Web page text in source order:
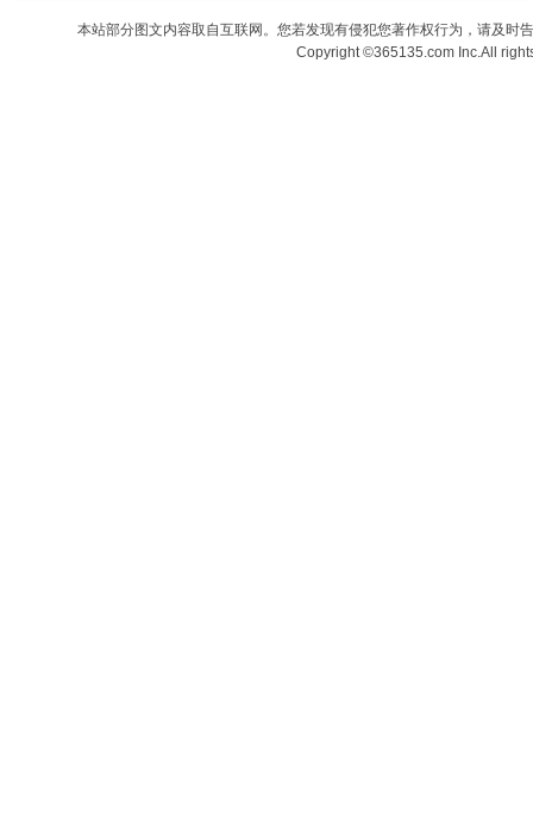
本站部分图文内容取自互联网。您若发现有侵犯您著作权行为，请及时
Copyright ©365135.com Inc.All